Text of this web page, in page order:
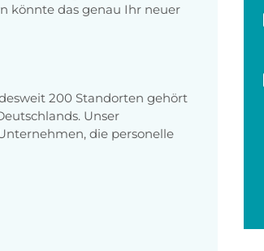
könnte das genau Ihr neuer
200 Standorten gehört
Unser
die personelle